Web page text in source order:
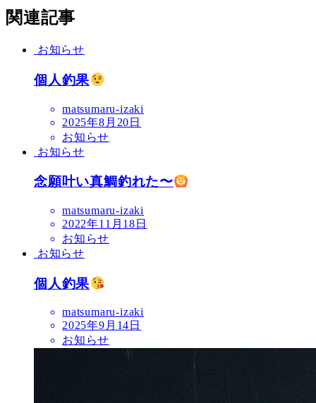
関連記事
お知らせ
個人釣果
matsumaru-izaki
2025年8月20日
お知らせ
お知らせ
念願叶い真鯛釣れた〜
matsumaru-izaki
2022年11月18日
お知らせ
お知らせ
個人釣果
matsumaru-izaki
2025年9月14日
お知らせ